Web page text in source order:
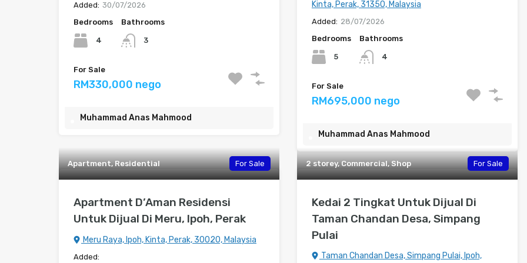
Added: 30/07/2026
Bedrooms
4
Bathrooms
3
For Sale
RM330,000 nego
Muhammad Anas Mahmood
Kinta, Perak, 31350, Malaysia
Added: 28/07/2026
Bedrooms
5
Bathrooms
4
For Sale
RM695,000 nego
Muhammad Anas Mahmood
Apartment, Residential For Sale
Apartment D’Aman Residensi
Untuk Dijual Di Meru, Ipoh, Perak
Meru Raya, Ipoh, Kinta, Perak, 30020, Malaysia
Added:
2 storey, Commercial, Shop For Sale
Kedai 2 Tingkat Untuk Dijual Di
Taman Chandan Desa, Simpang
Pulai
Taman Chandan Desa, Simpang Pulai, Ipoh,